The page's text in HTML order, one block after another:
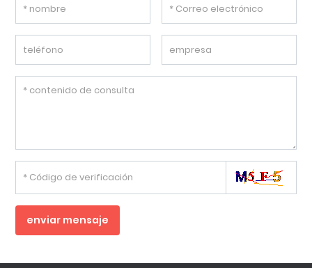
enviar mensaje